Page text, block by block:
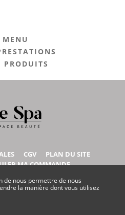
de nous permettre de nous
la manière dont vous utilisez
MENU
PRODUITS
CGV
PLAN DU SITE
MA COMMANDE